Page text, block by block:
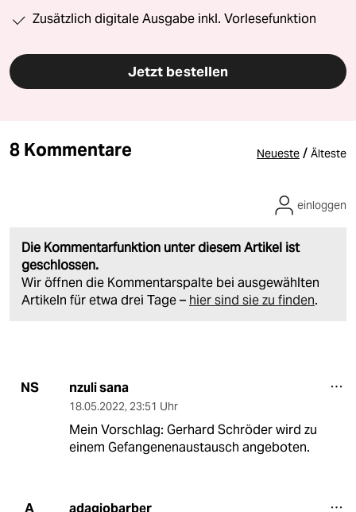
Zusätzlich digitale Ausgabe inkl. Vorlesefunktion
Jetzt bestellen
8 Kommentare Neueste / Älteste
Die Kommentarfunktion unter diesem Artikel ist
geschlossen.
Wir öffnen die Kommentarspalte bei ausgewählten
Artikeln für etwa drei Tage – hier sind sie zu finden.
einloggen
NS nzuli sana
18.05.2022, 23:51 Uhr
Mein Vorschlag: Gerhard Schröder wird zu
einem Gefangenenaustausch angeboten.
A adagiobarber